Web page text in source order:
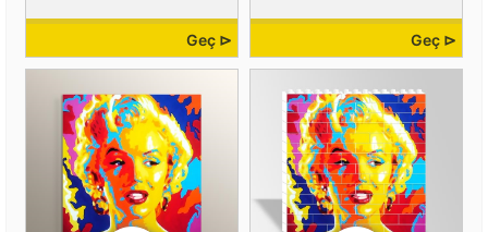
Geç ⊳ Geç ⊳